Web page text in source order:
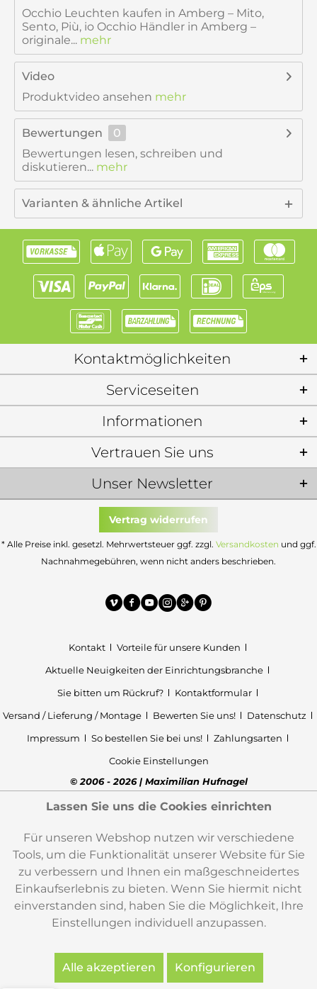
Occhio Leuchten kaufen in Amberg – Mito,
Sento, Più, io Occhio Händler in Amberg –
originale... mehr
Video
Produktvideo ansehen mehr
Bewertungen
0
Bewertungen lesen, schreiben und
diskutieren... mehr
Varianten & ähnliche Artikel
Kontaktmöglichkeiten
Serviceseiten
Informationen
Unser Newsletter
Vertrauen Sie uns
Vertrag widerrufen
* Alle Preise inkl. gesetzl. Mehrwertsteuer ggf. zzgl. Versandkosten und ggf.
Nachnahmegebühren, wenn nicht anders beschrieben.
Kontakt
Vorteile für unsere Kunden
Aktuelle Neuigkeiten der Einrichtungsbranche
Sie bitten um Rückruf?
Kontaktformular
Versand / Lieferung / Montage
Bewerten Sie uns!
Datenschutz
Impressum
So bestellen Sie bei uns!
Zahlungsarten
Cookie Einstellungen
© 2006 - 2026 | Maximilian Hufnagel
Lassen Sie uns die Cookies einrichten
Für unseren Webshop nutzen wir verschiedene
Tools, um die Funktionalität unserer Website für Sie
zu verbessern und Ihnen ein maßgeschneidertes
Einkaufserlebnis zu bieten. Wenn Sie hiermit nicht
einverstanden sind, haben Sie die Möglichkeit, Ihre
Einstellungen individuell anzupassen.
Alle akzeptieren Konfigurieren